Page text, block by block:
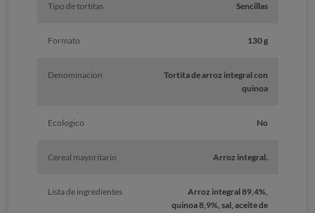
Tipo de tortitas Sencillas
Formato 130 g
Denominacion
Tortita de arroz integral con
quinoa
Ecologico No
Cereal mayoritario Arroz integral.
Lista de ingredientes
Arroz integral 89,4%,
quinoa 8,9%, sal, aceite de